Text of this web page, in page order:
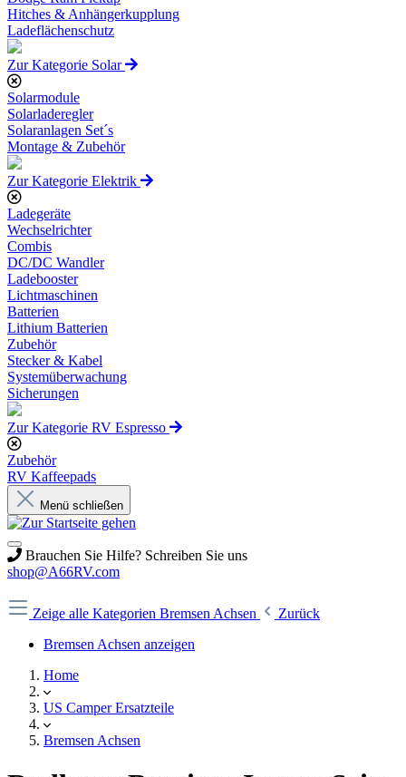
Hitches & Anhängerkupplung
Ladeflächenschutz
Zur Kategorie Solar
Solarmodule
Solarladeregler
Solaranlagen Set´s
Montage & Zubehör
Zur Kategorie Elektrik
Ladegeräte
Wechselrichter
Combis
DC/DC Wandler
Ladebooster
Lichtmaschinen
Batterien
Lithium Batterien
Zubehör
Stecker & Kabel
Systemüberwachung
Sicherungen
Zur Kategorie RV Espresso
Zubehör
RV Kaffeepads
Menü schließen
Brauchen Sie Hilfe? Schreiben Sie uns
shop@A66RV.com
Zeige alle Kategorien Bremsen Achsen
Zurück
Bremsen Achsen anzeigen
Home
US Camper Ersatzteile
Bremsen Achsen